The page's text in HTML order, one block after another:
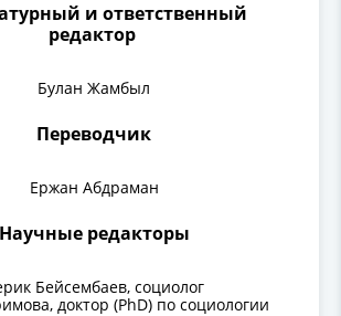
и ответственный
редактор
Булан Жамбыл
Переводчик
Ержан Абдраман
Научные редакторы
Бейсембаев, социолог
доктор (PhD) по социологии